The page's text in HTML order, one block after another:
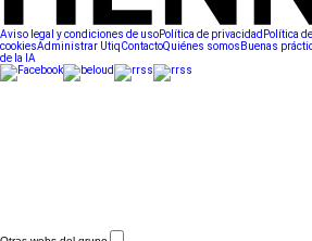
Aviso legal y condiciones de usoPolítica de privacidad Política
cookiesAdministrar UtiqContactoQuiénes somos Buenas
de la IA